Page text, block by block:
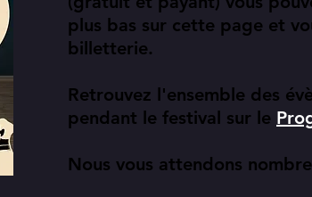
plus bas sur cette page et
billetterie.
Retrouvez l'ensemble des
pendant le festival sur le
Nous vous attendons